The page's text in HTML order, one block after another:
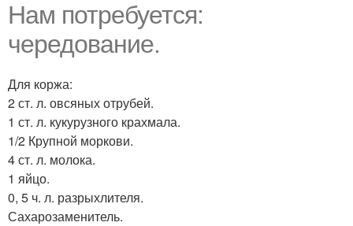
Нам потребуется:
чередование.
Для коржа:
2 ст. л. овсяных отрубей.
1 ст. л. кукурузного крахмала.
1/2 Крупной моркови.
4 ст. л. молока.
1 яйцо.
0, 5 ч. л. разрыхлителя.
Сахарозаменитель.